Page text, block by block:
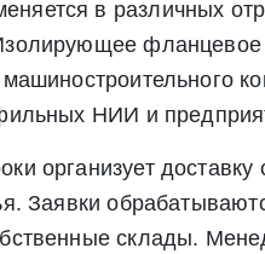
в различных
фланцевое
НИИ и
организует доставку
Заявки
склады.
звонок